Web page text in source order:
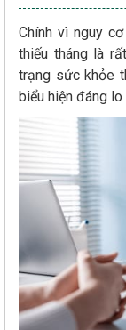
Chính vì nguy
thiếu tháng là
trạng sức khỏe
biểu hiện đáng